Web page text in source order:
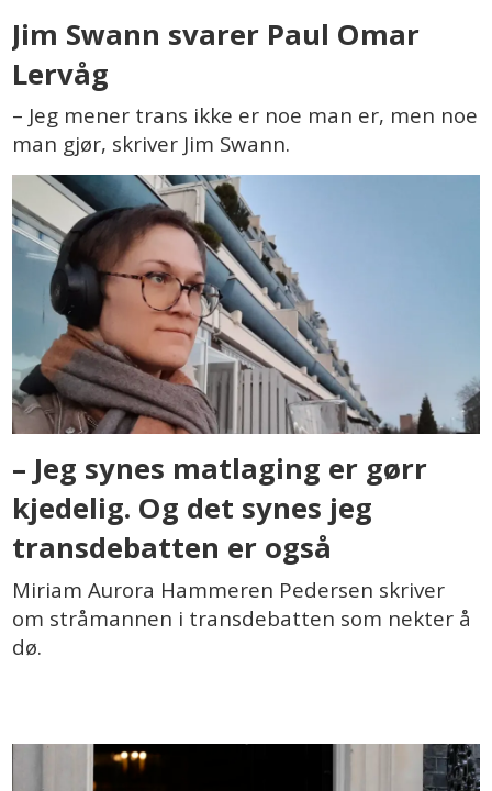
Jim Swann svarer Paul Omar
Lervåg
– Jeg mener trans ikke er noe man er, men noe
man gjør, skriver Jim Swann.
– Jeg synes matlaging er gørr
kjedelig. Og det synes jeg
transdebatten er også
Miriam Aurora Hammeren Pedersen skriver
om stråmannen i transdebatten som nekter å
dø.